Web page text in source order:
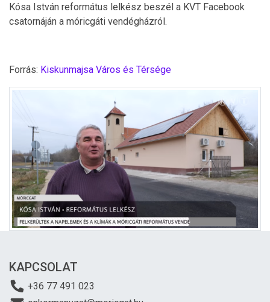
Kósa István református lelkész beszél a KVT Facebook
csatornáján a móricgáti vendégházról.
Forrás: Kiskunmajsa Város és Térsége
KAPCSOLAT
+36 77 491 023